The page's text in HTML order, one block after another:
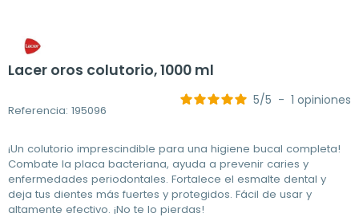
Lacer oros colutorio, 1000 ml
Referencia: 195096
5/5 - 1 opiniones
¡Un colutorio imprescindible para una higiene bucal completa!
Combate la placa bacteriana, ayuda a prevenir caries y
enfermedades periodontales. Fortalece el esmalte dental y
deja tus dientes más fuertes y protegidos. Fácil de usar y
altamente efectivo. ¡No te lo pierdas!